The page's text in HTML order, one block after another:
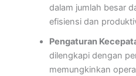
dalam jumlah besar
efisiensi dan
Pengaturan
dilengkapi dengan
memungkinkan